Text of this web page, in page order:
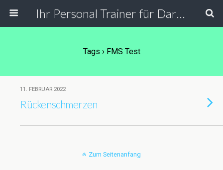
Ihr Personal Trainer für Darmstadt, Frankfurt und Umgebung. Personal Training in der PT Lounge, bei Ihnen zu Hause, in der Firma und Outdoor.
Tags › FMS Test
11. FEBRUAR 2022
Rückenschmerzen
Zum Seitenanfang